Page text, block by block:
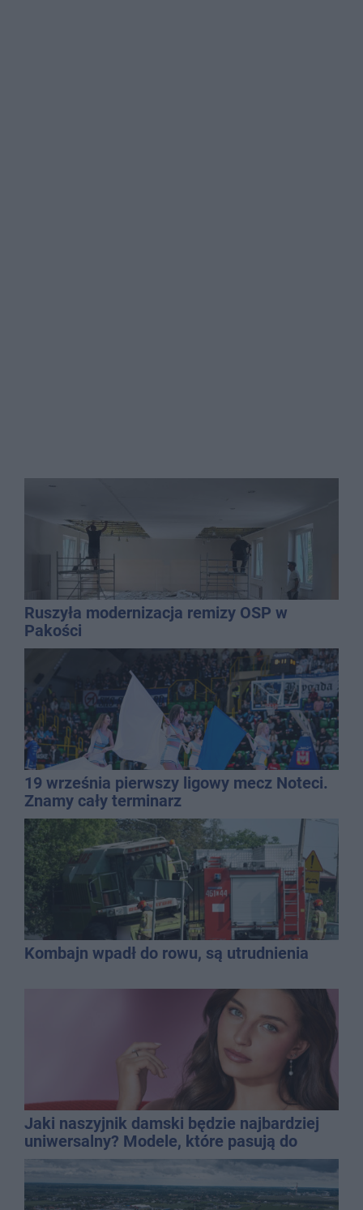
Ruszyła modernizacja remizy OSP w
Pakości
19 września pierwszy ligowy mecz Noteci.
Znamy cały terminarz
Kombajn wpadł do rowu, są utrudnienia
Jaki naszyjnik damski będzie najbardziej
uniwersalny? Modele, które pasują do
wielu stylizacji